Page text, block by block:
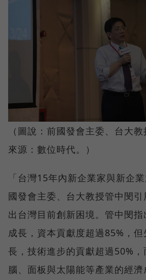
（圖說：前國發會主委、台大
來源：數位時代。）
「台灣15年內新企業家與新企
國發會主委、台大教授管中閔
出台灣目前創新困境。管中閔
成長，資本貢獻度超過85%，
長，技術進步的貢獻超過50%
腦、面板與太陽能等產業的經